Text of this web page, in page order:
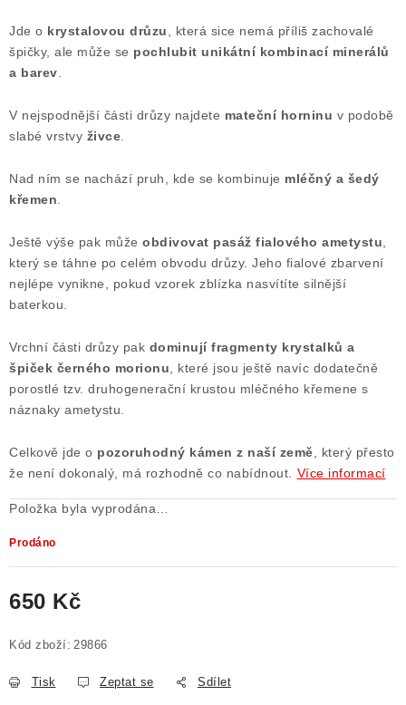
Jde o krystalovou drůzu , která sice nemá příliš zachovalé
špičky, ale může se pochlubit unikátní kombinací minerálů
a barev
V nejspodnější části drůzy najdete mateční horninu v podobě
slabé vrstvy živce
Nad ním se nachází pruh, kde se kombinuje mléčný a šedý
křemen
Ještě výše pak může obdivovat pasáž fialového ametystu
který se táhne po celém obvodu drůzy. Jeho fialové zbarvení
nejlépe vynikne, pokud vzorek zblízka nasvítíte silnější
baterkou.
Vrchní části drůzy pak dominují fragmenty krystalků a
špiček černého morionu , které jsou ještě navíc dodatečně
porostlé tzv. druhogenerační krustou mléčného křemene s
náznaky ametystu.
Celkově jde o pozoruhodný kámen z naší země , který přesto
že není dokonalý, má rozhodně co nabídnout.
Více informací
Položka byla vyprodána…
Prodáno
650 Kč
Kód zboží: 29866
Tisk Zeptat se Sdílet